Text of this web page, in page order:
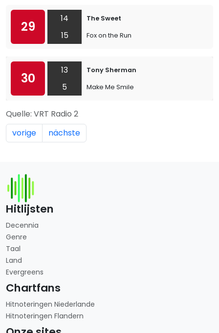
29
14
15
The Sweet
Fox on the Run
30
13
5
Tony Sherman
Make Me Smile
Quelle: VRT Radio 2
vorige
nächste
Hitlijsten
Decennia
Genre
Taal
Land
Evergreens
Chartfans
Hitnoteringen Niederlande
Hitnoteringen Flandern